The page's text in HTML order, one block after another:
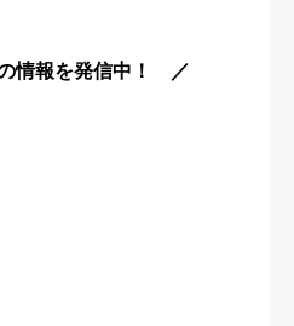
情報を発信中！ ／